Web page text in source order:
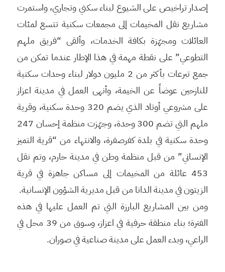
إصدار تراخيص على الشيوع لبناء سكني وتجاري، واستمرت
مشاريع نقل المخيمات إلى مجمعات سكنية تتسع لمئات
العائلات ومجهّزة بكافة الخدمات، وألقى “فريق ملهم
التطوعي” على نقطة مهمة في هذا الإطار عندما تمكن من
جمع تبرعات بأكثر من 2 مليون دولار لبناء وحدات سكنية
للنازحين عوضاً عن الخيمة، وأنهى العمل في مدينة اعزاز
على مشروعي أوتاد الذي يضم 320 وحدة سكنية، وقرية
ملهم التي تضم 300 وحدة، وجهّزت منظمة إحسان 247
وحدة سكنية في بلدة كفرصفرة، والانتهاء من “قرية التميز
الإنساني” من قبل منظمة وطن في مدينة حارم، وتم نقل
453 عائلة من المخيمات إلى مساكن جاهزة في قرية
الزيتون في مدينة الدانا من قبل مديرية الشؤون الإنسانية.
ومن بين المشاريع البارزة التي تم العمل عليها في هذه
الفترة؛ بناء منطقة حرفية في اعزاز، وسوق من 39 محل في
الراعي، وبدء العمل على مدينة صناعية في صوران.